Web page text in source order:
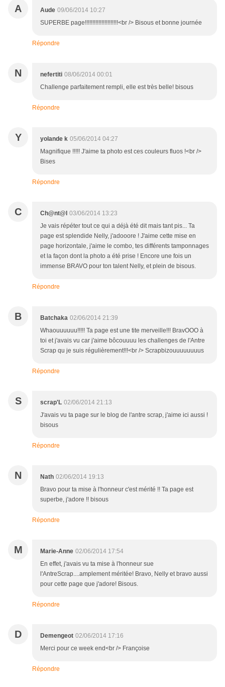
A Aude 09/06/2014 10:27
SUPERBE page!!!!!!!!!!!!!!!!!!!!!!<br /> Bisous et bonne journée
Répondre
N nefertiti 08/06/2014 00:01
Challenge parfaitement rempli, elle est très belle! bisous
Répondre
Y yolande k 05/06/2014 04:27
Magnifique !!!!! J'aime ta photo est ces couleurs fluos !<br />
Bises
Répondre
C Ch@nt@l 03/06/2014 13:23
Je vais répéter tout ce qui a déjà été dit mais tant pis... Ta
page est splendide Nelly, j'adooore ! J'aime cette mise en
page horizontale, j'aime le combo, tes différents tamponnages
et la façon dont la photo a été prise ! Encore une fois un
immense BRAVO pour ton talent Nelly, et plein de bisous.
Répondre
B Batchaka 02/06/2014 21:39
Whaouuuuuu!!!!! Ta page est une tite merveille!!! BravOOO à
toi et j'avais vu car j'aime bôcouuuu les challenges de l'Antre
Scrap qu je suis régulièrement!!!<br /> Scrapbizouuuuuuuus
Répondre
S scrap'L 02/06/2014 21:13
J'avais vu ta page sur le blog de l'antre scrap, j'aime ici aussi !
bisous
Répondre
N Nath 02/06/2014 19:13
Bravo pour ta mise à l'honneur c'est mérité !! Ta page est
superbe, j'adore !! bisous
Répondre
M Marie-Anne 02/06/2014 17:54
En effet, j'avais vu ta mise à l'honneur sue
l'AntreScrap....amplement méritée! Bravo, Nelly et bravo aussi
pour cette page que j'adore! Bisous.
Répondre
D Demengeot 02/06/2014 17:16
Merci pour ce week end<br /> Françoise
Répondre